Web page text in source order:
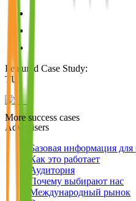
Featured Case Study:
TUI
More success cases
Advertisers
Базовая информация для
Как это работает
Аудитория
Почему выбирают нас
Международный рынок